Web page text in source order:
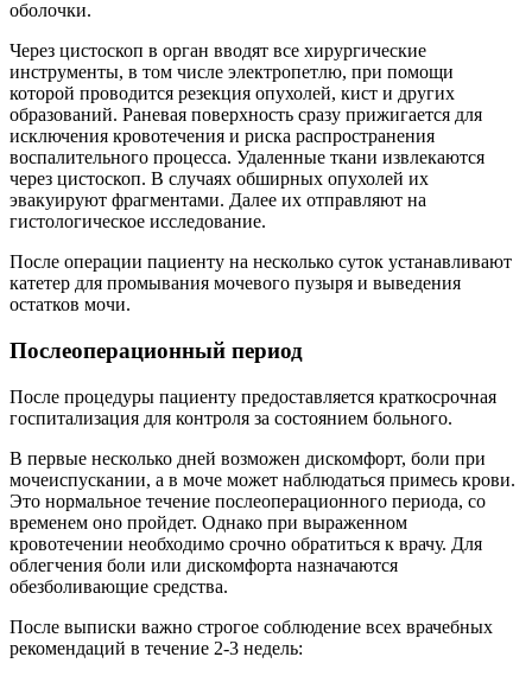
оболочки.
Через цистоскоп в орган вводят все хирургические
инструменты, в том числе электропетлю, при помощи
которой проводится резекция опухолей, кист и других
образований. Раневая поверхность сразу прижигается для
исключения кровотечения и риска распространения
воспалительного процесса. Удаленные ткани извлекаются
через цистоскоп. В случаях обширных опухолей их
эвакуируют фрагментами. Далее их отправляют на
гистологическое исследование.
После операции пациенту на несколько суток устанавливают
катетер для промывания мочевого пузыря и выведения
остатков мочи.
Послеоперационный период
После процедуры пациенту предоставляется краткосрочная
госпитализация для контроля за состоянием больного.
В первые несколько дней возможен дискомфорт, боли при
мочеиспускании, а в моче может наблюдаться примесь крови.
Это нормальное течение послеоперационного периода, со
временем оно пройдет. Однако при выраженном
кровотечении необходимо срочно обратиться к врачу. Для
облегчения боли или дискомфорта назначаются
обезболивающие средства.
После выписки важно строгое соблюдение всех врачебных
рекомендаций в течение 2-3 недель: